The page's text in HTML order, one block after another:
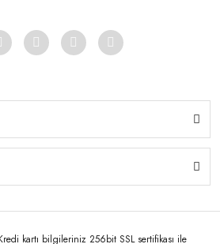
kartı bilgileriniz 256bit SSL sertifikası ile